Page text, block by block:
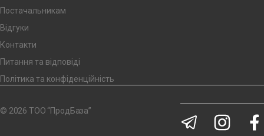
Постачальникам
Відгуки
Контакти
Питання та відповіді
Політика та конфіденційність
© 2026 ТОО “ПродБаза”